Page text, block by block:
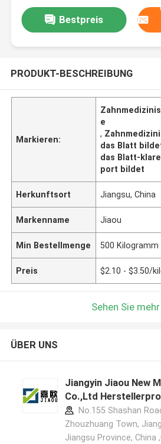
Bestpreis
PRODUKT-BESCHREIBUNG
Markieren:
e
,
das Blatt
das Blatt-
port bildet
Herkunftsort Jiangsu, China
Markenname Jiaou
Min Bestellmenge 500 Kilogramm
Preis $2.10 - $3.50/
Sehen Sie
ÜBER UNS
Jiangyin Jiaou New
Co.,Ltd
No.155 Shashan
Zhouzhuang Town,
Jiangsu Province, China